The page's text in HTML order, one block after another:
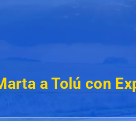
a Tolú con